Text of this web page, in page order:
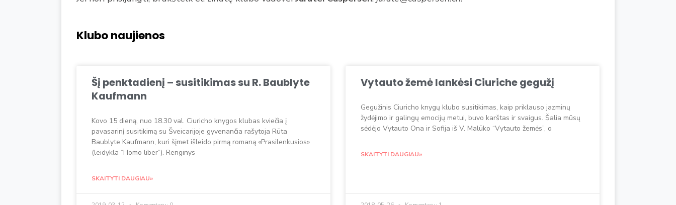
Klubo naujienos
Šį penktadienį – susitikimas su R. Baublyte
Kaufmann
Kovo 15 dieną, nuo 18.30 val. Ciuricho knygos klubas kviečia į
pavasarinį susitikimą su Šveicarijoje gyvenančia rašytoja Rūta
Baublyte Kaufmann, kuri šįmet išleido pirmą romaną «Prasilenkusios»
(leidykla “Homo liber”). Renginys
SKAITYTI DAUGIAU»
Vytauto žemė lankėsi Ciuriche gegužį
Gegužinis Ciuricho knygų klubo susitikimas, kaip priklauso jazminų
žydėjimo ir galingų emocijų metui, buvo karštas ir svaigus. Šalia mūsų
sėdėjo Vytauto Ona ir Sofija iš V. Malūko “Vytauto žemės”, o
SKAITYTI DAUGIAU»